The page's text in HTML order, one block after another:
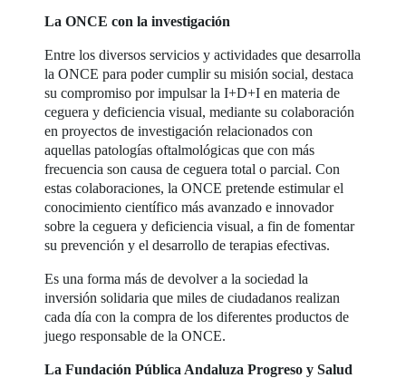
La ONCE con la investigación
Entre los diversos servicios y actividades que desarrolla
la ONCE para poder cumplir su misión social, destaca
su compromiso por impulsar la I+D+I en materia de
ceguera y deficiencia visual, mediante su colaboración
en proyectos de investigación relacionados con
aquellas patologías oftalmológicas que con más
frecuencia son causa de ceguera total o parcial. Con
estas colaboraciones, la ONCE pretende estimular el
conocimiento científico más avanzado e innovador
sobre la ceguera y deficiencia visual, a fin de fomentar
su prevención y el desarrollo de terapias efectivas.
Es una forma más de devolver a la sociedad la
inversión solidaria que miles de ciudadanos realizan
cada día con la compra de los diferentes productos de
juego responsable de la ONCE.
La Fundación Pública Andaluza Progreso y Salud